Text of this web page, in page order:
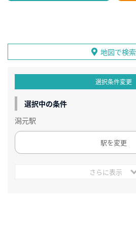
地図で検索
選択条件変更
選択中の条件
潟元駅
駅を変更
さらに表示